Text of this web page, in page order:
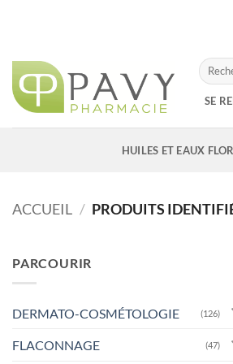
pour :
SE
HUILES ET EAUX
ACCUEIL / PRODUITS
PARCOURIR
DERMATO-COSMÉTOLOGIE (126)
FLACONNAGE (47)